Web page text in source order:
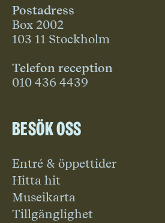
Postadress
Box 2002
103 11 Stockholm
Telefon reception
010 436 4439
Besök oss
Entré & öppettider
Hitta hit
Museikarta
Tillgänglighet